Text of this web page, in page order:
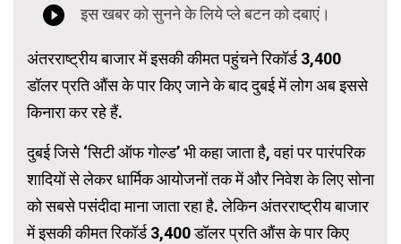
अंतरराष्ट्रीय बाजार में इसकी कीमत पहुंचने रिकॉर्ड 3,400
डॉलर प्रति औंस के पार किए जाने के बाद दुबई में लोग अब इससे
किनारा कर रहे हैं.
दुबई जिसे ‘सिटी ऑफ गोल्ड’ भी कहा जाता है, वहां पर पारंपरिक
शादियों से लेकर धार्मिक आयोजनों तक में और निवेश के लिए सोना
को सबसे पसंदीदा माना जाता रहा है. लेकिन अंतरराष्ट्रीय बाजार
में इसकी कीमत रिकॉर्ड 3,400 डॉलर प्रति औंस के पार किए